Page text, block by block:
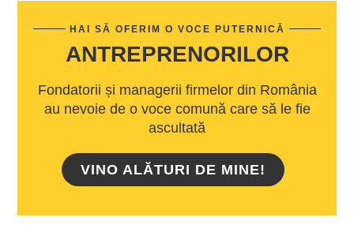
HAI SĂ OFERIM O VOCE PUTERNICĂ
ANTREPRENORILOR
Fondatorii și managerii firmelor din România
au nevoie de o voce comună care să le fie
ascultată
VINO ALĂTURI DE MINE!